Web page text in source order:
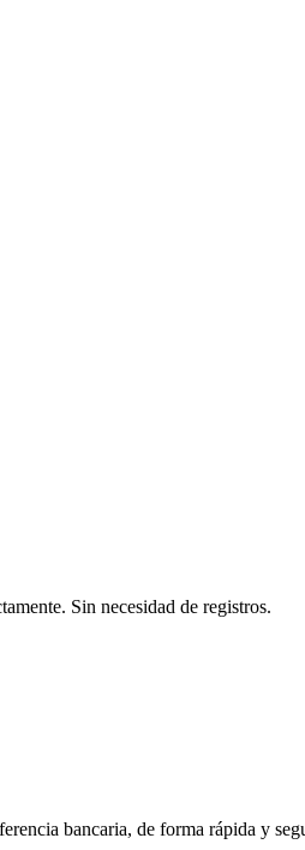
Sin necesidad de registros.
bancaria, de forma rápida y